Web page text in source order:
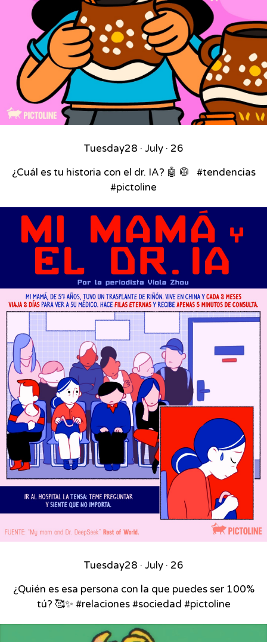
Tuesday28 · July · 26
¿Cuál es tu historia con el dr. IA? 🤖 🥼 ⁣ ⁣ #tendencias
#pictoline
Tuesday28 · July · 26
¿Quién es esa persona con la que puedes ser 100%
tú? 🥰✨ #relaciones #sociedad #pictoline